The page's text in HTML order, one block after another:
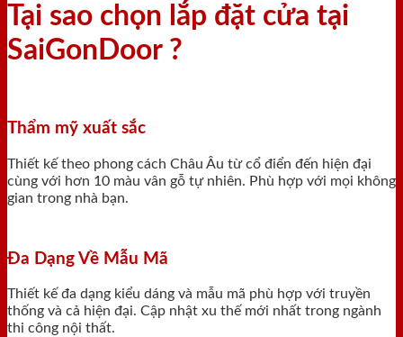
Tại sao chọn lắp đặt cửa tại
SaiGonDoor ?
Thẩm mỹ xuất sắc
Thiết kế theo phong cách Châu Âu từ cổ điển đến hiện đại
cùng với hơn 10 màu vân gỗ tự nhiên. Phù hợp với mọi không
gian trong nhà bạn.
Đa Dạng Về Mẫu Mã
Thiết kế đa dạng kiểu dáng và mẫu mã phù hợp với truyền
thống và cả hiện đại. Cập nhật xu thế mới nhất trong ngành
thi công nội thất.